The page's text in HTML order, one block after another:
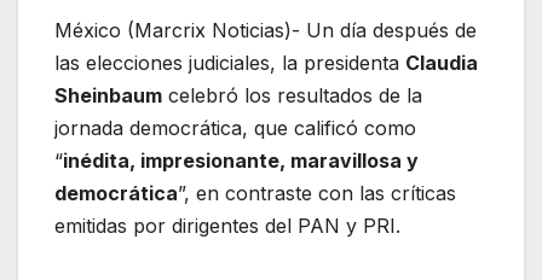
México (Marcrix Noticias)- Un día después de
las elecciones judiciales, la presidenta Claudia
Sheinbaum celebró los resultados de la
jornada democrática, que calificó como
“inédita, impresionante, maravillosa y
democrática”, en contraste con las críticas
emitidas por dirigentes del PAN y PRI.